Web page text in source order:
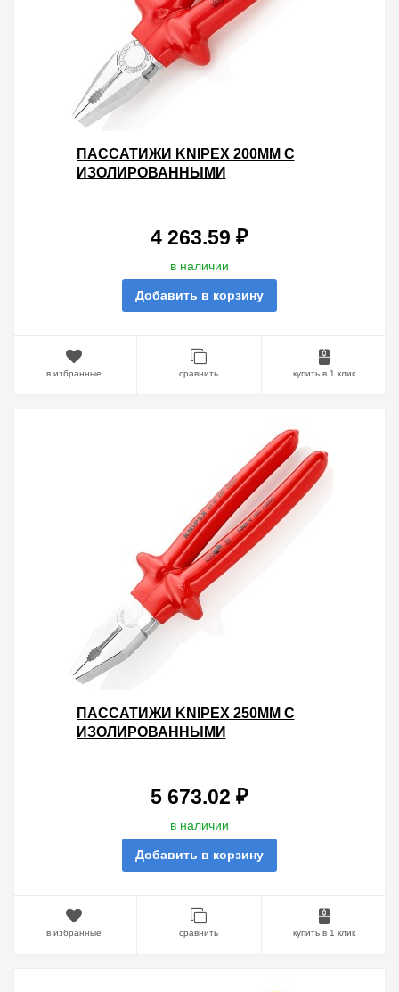
ПАССАТИЖИ KNIPEX 200ММ С
ИЗОЛИРОВАННЫМИ
4 263.59 ₽
в наличии
Добавить в корзину
в избранные сравнить купить в 1 клик
ПАССАТИЖИ KNIPEX 250ММ С
ИЗОЛИРОВАННЫМИ
5 673.02 ₽
в наличии
Добавить в корзину
в избранные сравнить купить в 1 клик